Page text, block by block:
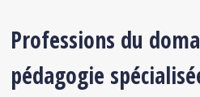
Professions du
pédagogie